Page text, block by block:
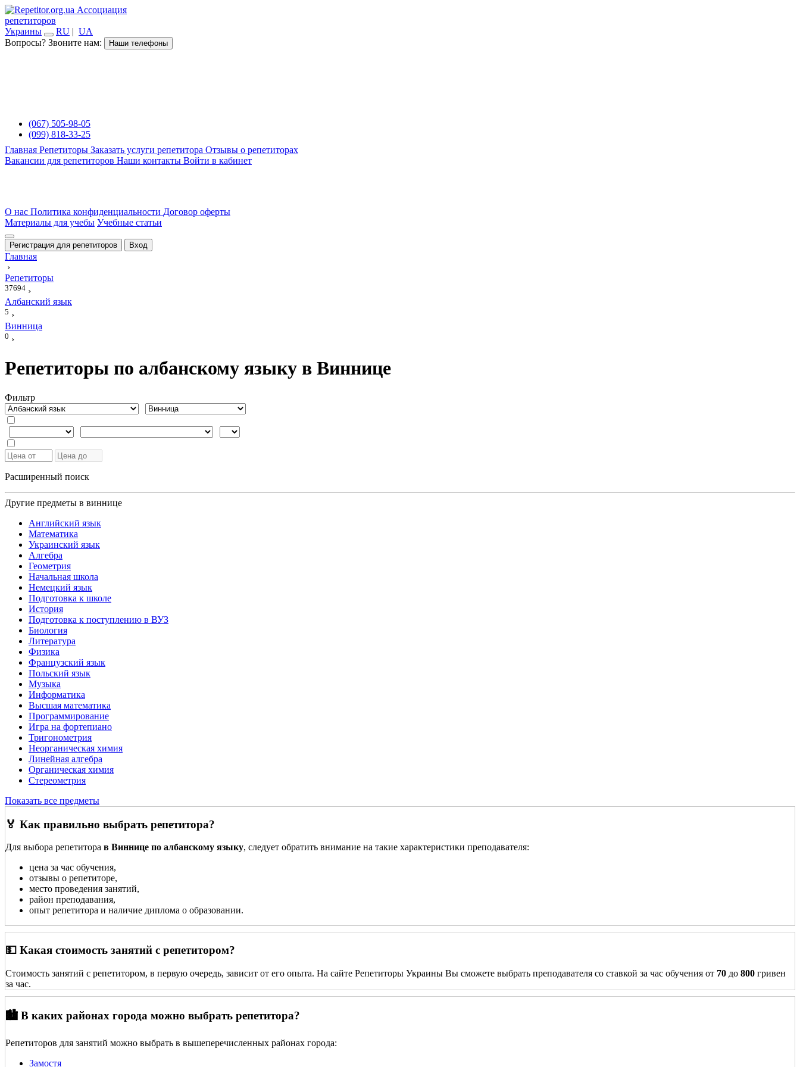
Ассоциация
репетиторов
Украины
RU | UA
Вопросы? Звоните нам:
Наши телефоны
(067) 505-98-05
(099) 818-33-25
Главная Репетиторы Заказать услуги репетитора Отзывы о репетиторах
Вакансии для репетиторов Наши контакты Войти в кабинет
О нас Политика конфиденциальности Договор оферты
Материалы для учебы Учебные статьи
Регистрация для репетиторов Вход
Главная
›
Репетиторы
37694 ›
Албанский язык
5 ›
Винница
0 ›
Репетиторы по албанскому языку в Виннице
Фильтр
Расширенный поиск
Другие предметы в виннице
Английский язык
Математика
Украинский язык
Алгебра
Геометрия
Начальная школа
Немецкий язык
Подготовка к школе
История
Подготовка к поступлению в ВУЗ
Биология
Литература
Физика
Французский язык
Польский язык
Музыка
Информатика
Высшая математика
Программирование
Игра на фортепиано
Тригонометрия
Неорганическая химия
Линейная алгебра
Органическая химия
Стереометрия
Показать все предметы
🏅 Как правильно выбрать репетитора?
Для выбора репетитора в Виннице по албанскому языку, следует обратить внимание на такие характеристики преподавателя:
цена за час обучения,
отзывы о репетиторе,
место проведения занятий,
район преподавания,
опыт репетитора и наличие диплома о образовании.
💵 Какая стоимость занятий с репетитором?
Стоимость занятий с репетитором, в первую очередь, зависит от его опыта. На сайте Репетиторы Украины Вы сможете выбрать преподавателя со ставкой за час обучения от 70 до 800 гривен
за час.
🏙️ В каких районах города можно выбрать репетитора?
Репетиторов для занятий можно выбрать в вышеперечисленных районах города:
Замостя